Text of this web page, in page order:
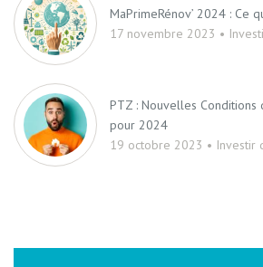
MaPrimeRénov’ 2024 : Ce
17 novembre 2023 •
PTZ : Nouvelles Conditions
pour 2024
19 octobre 2023 • Investir